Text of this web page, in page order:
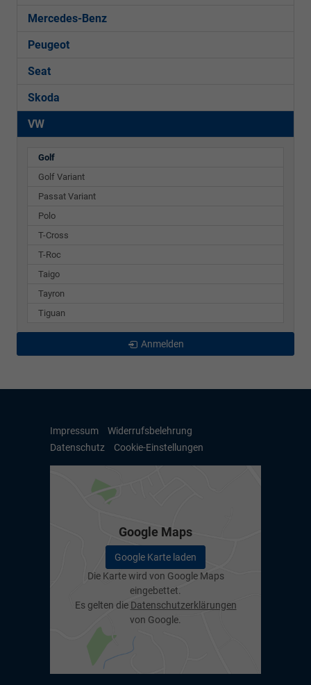
Mercedes-Benz
Peugeot
Seat
Skoda
VW
Golf
Golf Variant
Passat Variant
Polo
T-Cross
T-Roc
Taigo
Tayron
Tiguan
Anmelden
Impressum
Widerrufsbelehrung
Datenschutz
Cookie-Einstellungen
Google Maps
Google Karte laden
Die Karte wird von Google Maps
eingebettet.
Es gelten die Datenschutzerklärungen
von Google.